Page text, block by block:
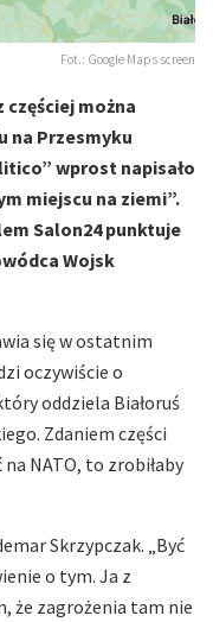
Fot.: Google Maps screen
można
na Przesmyku
wprost napisało
miejscu na ziemi”.
Salon24 punktuje
Wojsk
się w ostatnim
oczywiście o
oddziela Białoruś
Zdaniem części
NATO, to zrobiłaby
Skrzypczak. „Być
o tym. Ja z
że zagrożenia tam nie